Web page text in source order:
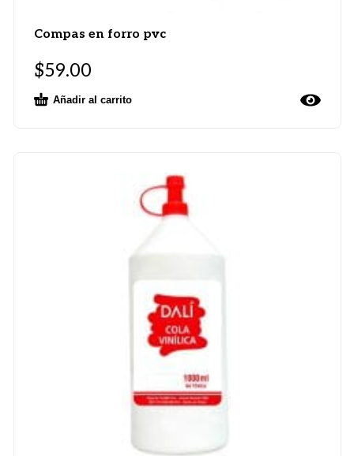
Compas en forro pvc
$59.00
Añadir al carrito